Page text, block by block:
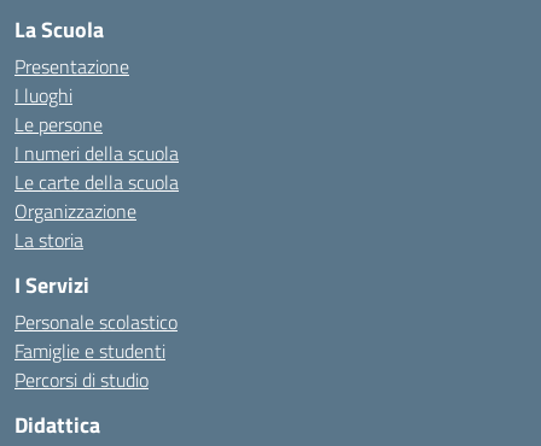
La Scuola
Presentazione
I luoghi
Le persone
I numeri della scuola
Le carte della scuola
Organizzazione
La storia
I Servizi
Personale scolastico
Famiglie e studenti
Percorsi di studio
Didattica